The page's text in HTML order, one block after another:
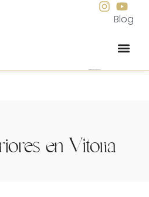
Blog
en Vitoria